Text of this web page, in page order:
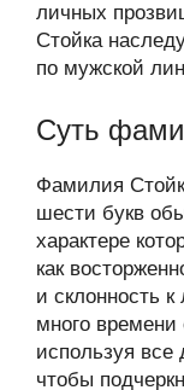
личных
Стойка
по мужской
Суть
Фамилия
шести букв
характере
как
и склонность
много
используя все
чтобы